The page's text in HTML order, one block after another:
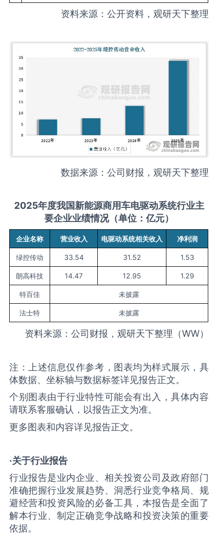
资料来源：公开资料，观研天下整理
数据来源：公司财报，观研天下整理
2025年度我国新能源商用车电驱动系统行业主
要企业业绩情况（单位：亿元）
企业名称 营业收入 电驱动系统相关收入 净利润
绿控传动 33.54 31.52 1.53
朗高科技 14.47 12.95 1.29
特百佳 未披露
法士特 未披露
资料来源：公司财报，观研天下整理（WW）
注：上述信息仅作参考，图表均为样式展示，具
体数据、坐标轴与数据标签详见报告正文。
个别图表由于行业特性可能会有出入，具体内容
请联系客服确认，以报告正文为准。
更多图表和内容详见报告正文。
·关于行业报告
行业报告是业内企业、相关投资公司及政府部门
准确把握行业发展趋势、洞悉行业竞争格局、规
避经营和投资风险的必备工具，本报告是全面了
解本行业、制定正确竞争战略和投资决策的重要
依据。